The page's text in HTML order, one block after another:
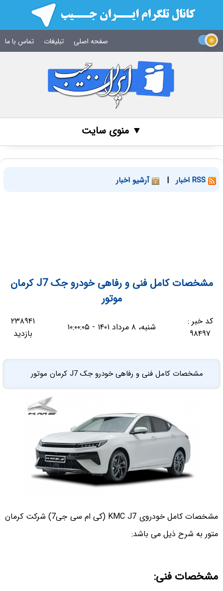
صفحه اصلی تبلیغات تماس با ما
▼ منوی سایت
| آرشیو اخبار
مشخصات کامل فنی و رفاهی خودرو جک J7 کرمان
موتور
کد خبر :
۹۸۴۹۷
شنبه، ۸ مرداد ۱۴۰۱ - ۱۰:۰۰:۰۵
۲۳۸۹۴۱
بازدید
مشخصات کامل فنی و رفاهی خودرو جک J7 کرمان موتور
مشخصات کامل خودروی KMC J7 (کی ام سی جی7) شرکت کرمان
متور به شرح ذیل می باشد:
مشخصات فنی: